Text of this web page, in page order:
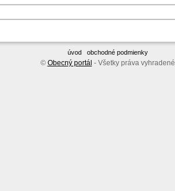
úvod obchodné podmienky
© Obecný portál - Všetky práva vyhradené